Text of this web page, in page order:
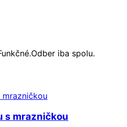
iba spolu.
s mrazničkou